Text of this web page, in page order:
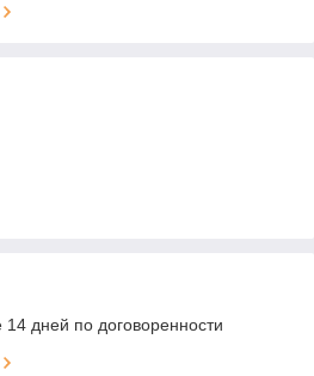
14 дней по договоренности